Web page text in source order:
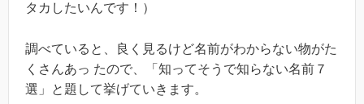
タカしたいんです！）
調べていると、良く見るけど名前がわからない物がた
くさんあっ たので、「知ってそうで知らない名前７
選」と題して挙げていきます。